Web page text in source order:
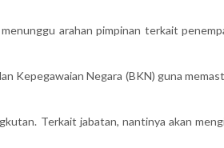
arahan pimpinan terkait
Kepegawaian Negara (BKN) guna
Terkait jabatan, nantinya akan